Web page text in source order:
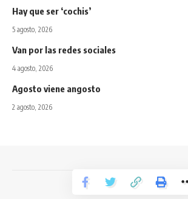
Hay que ser ‘cochis’
5 agosto, 2026
Van por las redes sociales
4 agosto, 2026
Agosto viene angosto
2 agosto, 2026
Todos los derechos reservados